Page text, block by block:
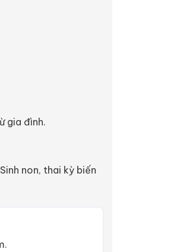
gia đình.
non, thai kỳ biến